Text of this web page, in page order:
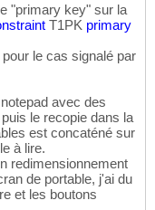
2 ) not null
)
"primary key" sur la
T1PK primary
le cas signalé par
avec des
le recopie dans la
est concaténé sur
à lire.
redimensionnement
de portable, j'ai du
et les boutons